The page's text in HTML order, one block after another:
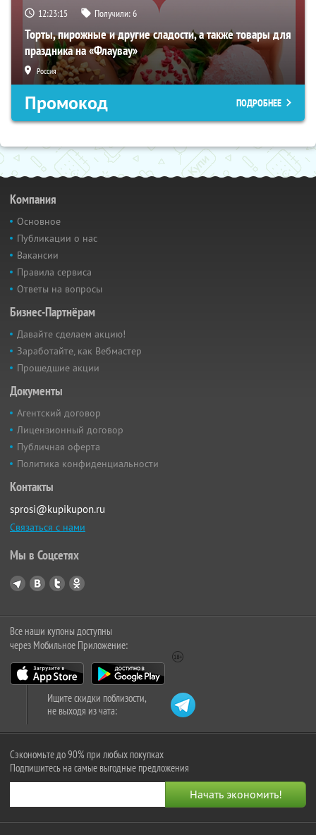
12:23:14 Получили:6
Торты, пирожные и другие сладости, а также товары для
праздника на «Флаувау»
Россия
Промокод ПОДРОБНЕЕ
Компания
Основное
Публикации о нас
Вакансии
Правила сервиса
Ответы на вопросы
Бизнес-Партнёрам
Давайте сделаем акцию!
Заработайте, как Вебмастер
Прошедшие акции
Документы
Агентский договор
Лицензионный договор
Публичная оферта
Политика конфиденциальности
Контакты
sprosi@kupikupon.ru
Связаться с нами
Мы в Соцсетях
Все наши купоны доступны
через Мобильное Приложение:
Ищите скидки поблизости,
не выходя из чата:
Сэкономьте до 90% при любых покупках
Подпишитесь на самые выгодные предложения